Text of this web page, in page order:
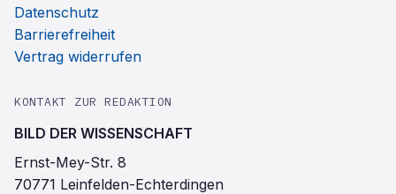
Datenschutz
Barrierefreiheit
Vertrag widerrufen
KONTAKT ZUR REDAKTION
BILD DER WISSENSCHAFT
Ernst-Mey-Str. 8
70771 Leinfelden-Echterdingen